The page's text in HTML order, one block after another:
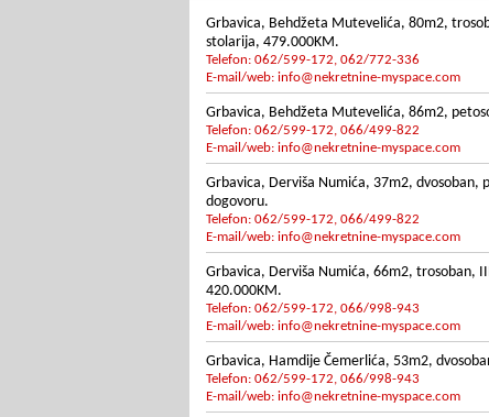
Grbavica, Behdžeta Mutevelića, 80m2,
stolarija, 479.000KM.
Telefon: 062/599-172, 062/772-336
E-mail/web: info@nekretnine-myspace.com
Grbavica, Behdžeta Mutevelića, 86m2,
Telefon: 062/599-172, 066/499-822
E-mail/web: info@nekretnine-myspace.com
Grbavica, Derviša Numića, 37m2,
dogovoru.
Telefon: 062/599-172, 066/499-822
E-mail/web: info@nekretnine-myspace.com
Grbavica, Derviša Numića, 66m2, trosoban,
420.000KM.
Telefon: 062/599-172, 066/998-943
E-mail/web: info@nekretnine-myspace.com
Grbavica, Hamdije Čemerlića, 53m2,
Telefon: 062/599-172, 066/998-943
E-mail/web: info@nekretnine-myspace.com